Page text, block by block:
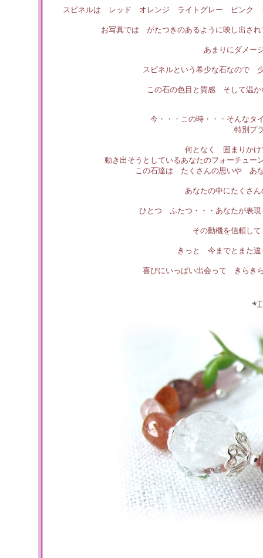
スピネルは レッド オレンジ ライトグレー ピンク ラ
お写真では がたつきのあるように映し出さ
あまりにダメー
スピネルという希少な石なので
この石の色目と質感 そして温か
今・・・この時・・・そんな
特別プ
何となく 固まりかけ
動き出そうとしているあなたのフォーチュー
この石達は たくさんの思いや あな
あなたの中にたくさ
ひとつ ふたつ・・・あなたが表
その動機を信頼し
きっと 今までとまた違
喜びにいっぱい出会って きらき